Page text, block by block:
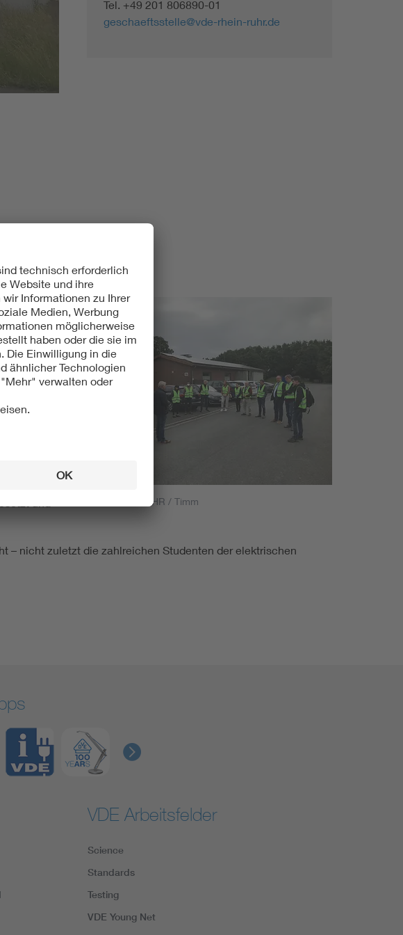
Renewable energies
Tel. +49 201 806890-01
geschaeftsstelle@vde-rhein-ruhr.de
VDE RHEIN-RUHR / Timm
in
Die
Sektor
Biomasse
der
und
– nicht zuletzt die zahlreichen Studenten der elektrischen
VDE Arbeitsfelder
Science
Standards
Testing
VDE Young Net